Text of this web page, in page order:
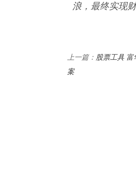
浪，最终实现
上一篇： 股票工具
案